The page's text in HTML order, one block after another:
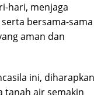
hari, menjaga
bersama-sama
aman dan
ini, diharapkan
tanah air semakin